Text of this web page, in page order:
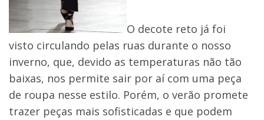
O decote reto já foi
visto circulando pelas ruas durante o nosso
inverno, que, devido as temperaturas não tão
baixas, nos permite sair por aí com uma peça
de roupa nesse estilo. Porém, o verão promete
trazer peças mais sofisticadas e que podem